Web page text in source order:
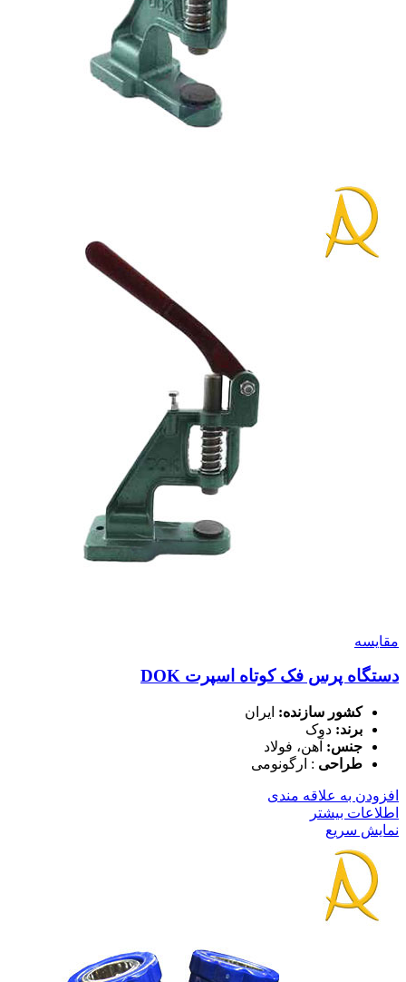
مقايسه
دستگاه پرس فک کوتاه اسپرت DOK
کشور سازنده: ایران
برند: دوک
جنس: آهن، فولاد
طراحی : ارگونومی
افزودن به علاقه مندی
اطلاعات بیشتر
نمایش سریع